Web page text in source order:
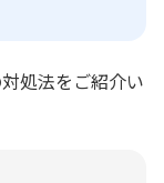
処法をご紹介い